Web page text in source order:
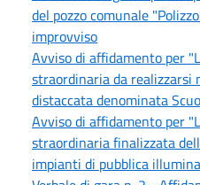
del pozzo comunale
improvviso
Avviso di affidamento per
straordinaria da realizzarsi
distaccata denominata
Avviso di affidamento per
straordinaria finalizzata
impianti di pubblica